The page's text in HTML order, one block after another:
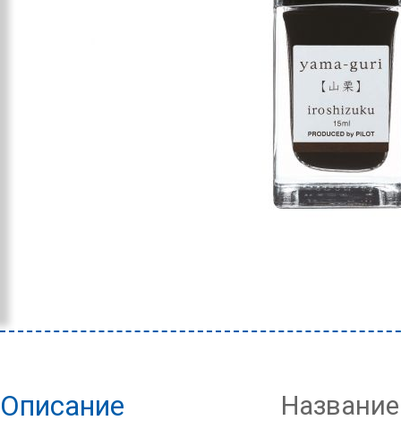
Описание